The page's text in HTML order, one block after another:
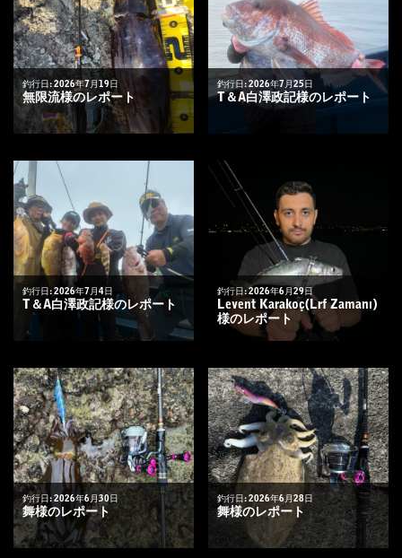
釣行日: 2026年7月19日
無限流様のレポート
釣行日: 2026年7月25日
T＆A白澤政記様のレポート
釣行日: 2026年7月4日
T＆A白澤政記様のレポート
釣行日: 2026年6月29日
Levent Karakoç(Lrf Zamanı)
様のレポート
釣行日: 2026年6月30日
舞様のレポート
釣行日: 2026年6月28日
舞様のレポート